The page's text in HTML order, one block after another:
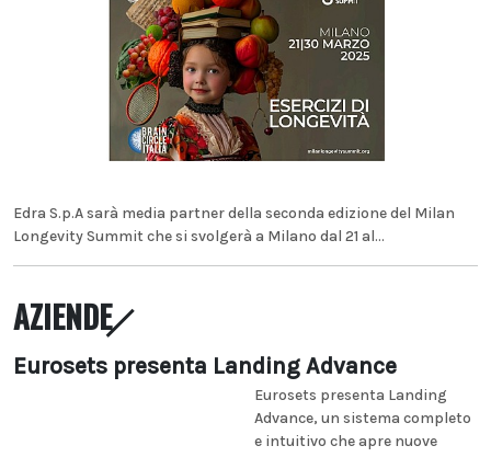
Edra S.p.A sarà media partner della seconda edizione del Milan
Longevity Summit che si svolgerà a Milano dal 21 al...
AZIENDE
Eurosets presenta Landing Advance
Eurosets presenta Landing
Advance, un sistema completo
e intuitivo che apre nuove